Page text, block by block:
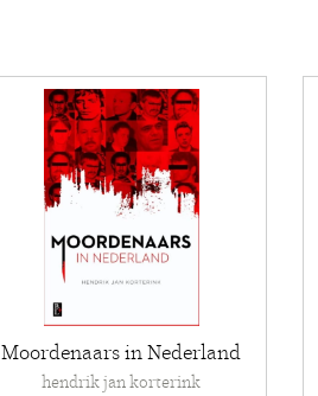
Moordenaars in Nederland
hendrik jan korterink